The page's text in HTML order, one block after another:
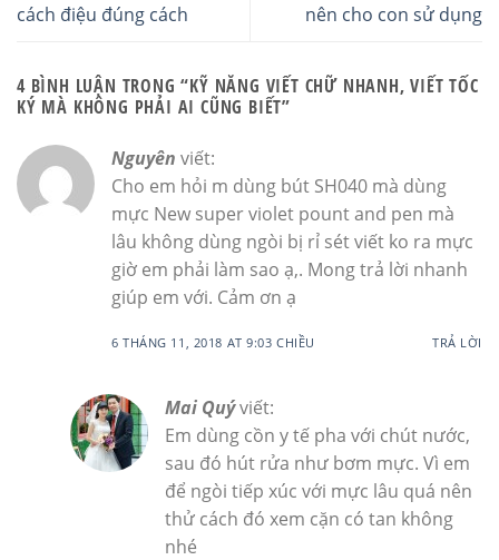
cách điệu đúng cách
nên cho con sử dụng
4 BÌNH LUẬN TRONG “KỸ NĂNG VIẾT CHỮ NHANH, VIẾT TỐC
KÝ MÀ KHÔNG PHẢI AI CŨNG BIẾT”
Nguyên viết:
Cho em hỏi m dùng bút SH040 mà dùng
mực New super violet pount and pen mà
lâu không dùng ngòi bị rỉ sét viết ko ra mực
giờ em phải làm sao ạ,. Mong trả lời nhanh
giúp em với. Cảm ơn ạ
6 THÁNG 11, 2018 AT 9:03 CHIỀU TRẢ LỜI
Mai Quýviết:
Em dùng cồn y tế pha với chút nước,
sau đó hút rửa như bơm mực. Vì em
để ngòi tiếp xúc với mực lâu quá nên
thử cách đó xem cặn có tan không
nhé